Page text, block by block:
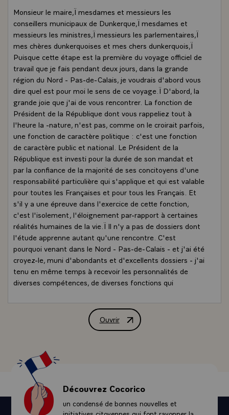
Monsieur le maire,Ï mesdames et messieurs les
conseillers municipaux de Dunkerque,Ï mesdames et
messieurs les ministres,Ï messieurs les parlementaires,Ï
mes chères dunkerquoises et mes chers dunkerquois,Ï
Puisque cette étape est la première du voyage officiel de
travail que je fais pendant deux jours, dans la grande
région du Nord - Pas-de-Calais, je voudrais d'abord vous
dire quel est pour moi le sens de ce voyage.Ï D'abord, la
grande joie que j'ai de vous rencontrer. La fonction de
Président de la République dont vous rappeliez tout à
l'heure la -nature, n'est pas, comme on le croirait parfois,
une fonction de caractère politique : c'est une fonction
de caractère public et national. Le Président de la
République est investi pour la durée de son mandat et
par la confiance de la majorité de ses concitoyens d'une
responsabilité particulière qui s'applique et qui est valable
pour toutes les Françaises et pour tous les Français. Et
s'il y a une épreuve dans l'exercice de cette fonction,
c'est l'isolement, l'éloignement par-rapport à certaines
réalités humaines de la vie.Ï Il n'y a pas de dossiers dont
l'étude apprenne autant qu'une rencontre. C'est
pourquoi venant dans le Nord - Pas-de-Calais - et j'ai été
croyez-le, muni d'abondants et d'excellents dossiers - j'ai
tenu en même temps à recevoir les personnalités de
diverses compétences, de diverses fonctions qui
êtes venu dans mon bureau présidentiel. Je vous ai
écouté avec beaucoup et que vous retrouvez, je pense,
préoccupations. Ceci vaut pour les personnalités, mais
ceci vaut pour tout le monde.Ï Vous vous demandez
parfois si lorsqu'on est Président de la République,
l'accueil qu'on reçoit vous est sensible ou indifférent :
c'est un accueil qui vous est sensible et, au travers de
quelques indications simples - l'ouverture des visages, la
Ouvrir
Discours de M. Valéry Giscard
Découvrez Cocorico
un condensé de bonnes nouvelles et